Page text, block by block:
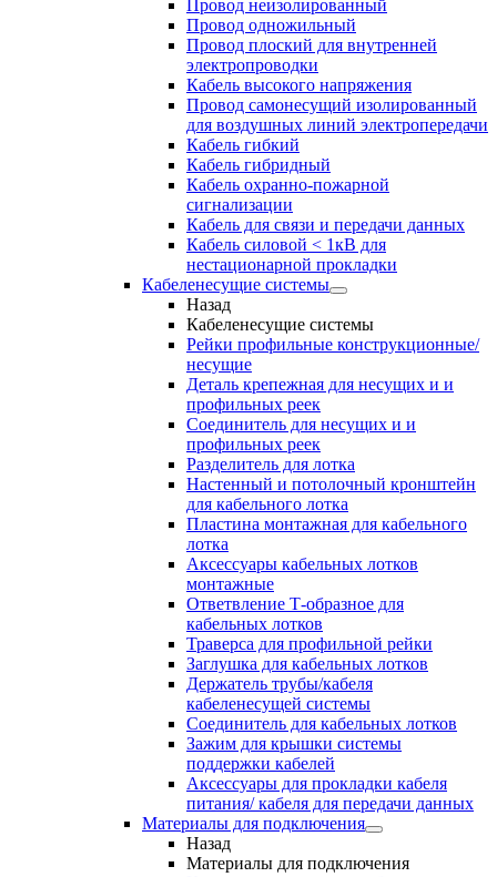
Провод неизолированный
Провод одножильный
Провод плоский для внутренней
электропроводки
Кабель высокого напряжения
Провод самонесущий изолированный
для воздушных линий электропередачи
Кабель гибкий
Кабель гибридный
Кабель охранно-пожарной
сигнализации
Кабель для связи и передачи данных
Кабель силовой < 1кВ для
нестационарной прокладки
Кабеленесущие системы
Назад
Кабеленесущие системы
Рейки профильные конструкционные/
несущие
Деталь крепежная для несущих и и
профильных реек
Соединитель для несущих и и
профильных реек
Разделитель для лотка
Настенный и потолочный кронштейн
для кабельного лотка
Пластина монтажная для кабельного
лотка
Аксессуары кабельных лотков
монтажные
Ответвление Т-образное для
кабельных лотков
Траверса для профильной рейки
Заглушка для кабельных лотков
Держатель трубы/кабеля
кабеленесущей системы
Соединитель для кабельных лотков
Зажим для крышки системы
поддержки кабелей
Аксессуары для прокладки кабеля
питания/ кабеля для передачи данных
Материалы для подключения
Назад
Материалы для подключения